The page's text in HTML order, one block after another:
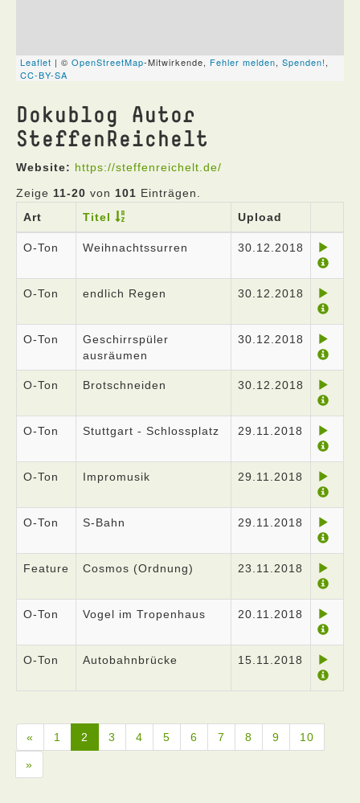
Dokublog Autor
SteffenReichelt
Website: https://steffenreichelt.de/
Zeige 11-20 von 101 Einträgen.
Art
Titel Upload
O-Ton Weihnachtssurren 30.12.2018
O-Ton endlich Regen 30.12.2018
O-Ton
Geschirrspüler
ausräumen
30.12.2018
O-Ton Brotschneiden 30.12.2018
O-Ton Stuttgart - Schlossplatz 29.11.2018
O-Ton Impromusik 29.11.2018
O-Ton S-Bahn 29.11.2018
Feature Cosmos (Ordnung) 23.11.2018
O-Ton Vogel im Tropenhaus 20.11.2018
O-Ton Autobahnbrücke 15.11.2018
« 1 2 3 4 5 6 7 8 9 10
»